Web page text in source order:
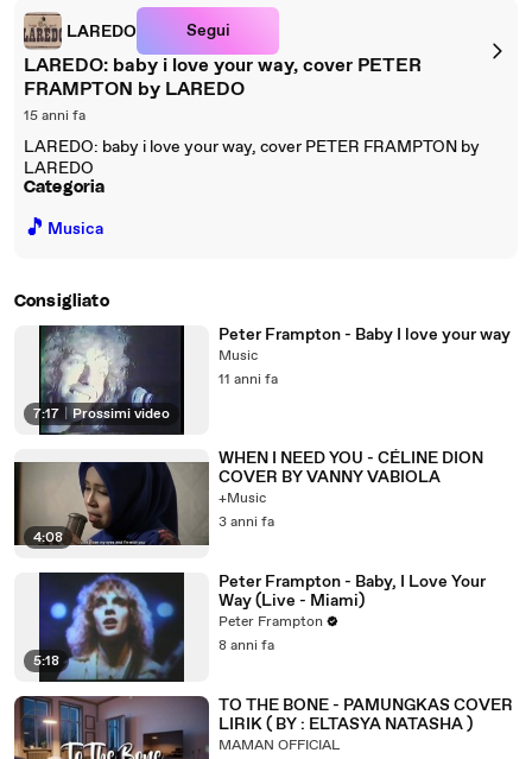
LAREDO Segui
LAREDO: baby i love your way, cover PETER
FRAMPTON by LAREDO
15 anni fa
LAREDO: baby i love your way, cover PETER FRAMPTON by
LAREDO
Categoria
🎵 Musica
Consigliato
7:17 Prossimi video
Peter Frampton - Baby I love your way
Music
11 anni fa
4:08
WHEN I NEED YOU - CÉLINE DION
COVER BY VANNY VABIOLA
+Music
3 anni fa
5:18
Peter Frampton - Baby, I Love Your
Way (Live - Miami)
Peter Frampton
8 anni fa
TO THE BONE - PAMUNGKAS COVER
LIRIK ( BY : ELTASYA NATASHA )
MAMAN OFFICIAL